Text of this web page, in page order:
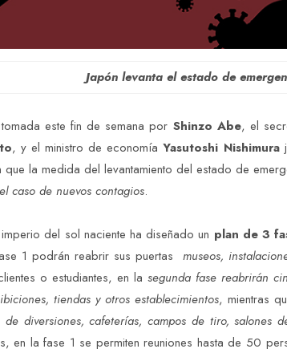
Japón levanta el estado de
este fin de semana por Shinzo Abe, el
, y el ministro de economíaYasutoshi Nishimura
que la medida del levantamiento del estado de
caso de nuevos contagios.
del sol naciente ha diseñado un plan de 3
1 podrán reabrir sus puertasmuseos,
o estudiantes, en la segunda fase reabrirán
tiendas y otros establecimientos, mientras
de diversiones, cafeterías, campos de tiro, salones
en la fase 1 se permiten reuniones hasta de 50